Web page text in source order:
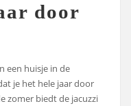
door
een huisje in de
je het hele jaar door
zomer biedt de jacuzzi